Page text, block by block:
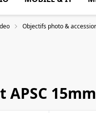
Objectifs photo &